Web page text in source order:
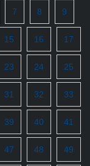
7 8 9
15 16 17
23 24 25
31 32 33
39 40 41
47 48 49